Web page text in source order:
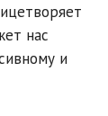
нас
и